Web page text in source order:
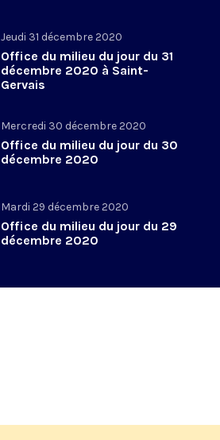
Jeudi 31 décembre 2020
Office du milieu du jour du 31
décembre 2020 à Saint-
Gervais
Mercredi 30 décembre 2020
Office du milieu du jour du 30
décembre 2020
Mardi 29 décembre 2020
Office du milieu du jour du 29
décembre 2020